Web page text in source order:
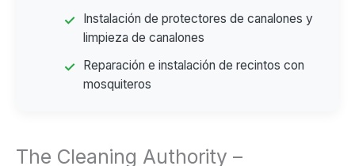
Instalación de protectores de canalones y
limpieza de canalones
Reparación e instalación de recintos con
mosquiteros
The Cleaning Authority –